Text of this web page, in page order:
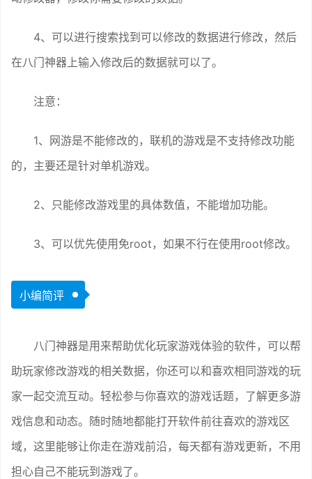
4、可以进行搜索找到可以修改的数据进行修改，然后
在八门神器上输入修改后的数据就可以了。
注意：
1、网游是不能修改的，联机的游戏是不支持修改功能
的，主要还是针对单机游戏。
2、只能修改游戏里的具体数值，不能增加功能。
3、可以优先使用免root，如果不行在使用root修改。
小编简评
八门神器是用来帮助优化玩家游戏体验的软件，可以帮
助玩家修改游戏的相关数据，你还可以和喜欢相同游戏的玩
家一起交流互动。轻松参与你喜欢的游戏话题，了解更多游
戏信息和动态。随时随地都能打开软件前往喜欢的游戏区
域，这里能够让你走在游戏前沿，每天都有游戏更新，不用
担心自己不能玩到游戏了。